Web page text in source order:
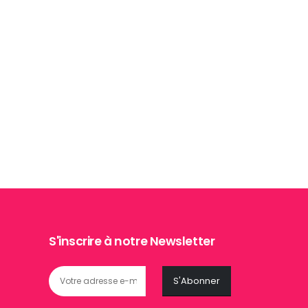
S'inscrire à notre Newsletter